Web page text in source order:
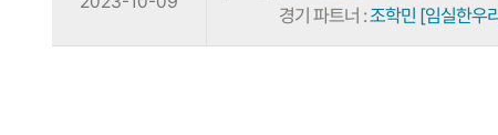
경기 파트너 :조학민 [임실한우